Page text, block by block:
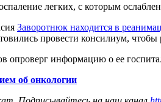
легких, с которым
Заворотнюк находится в
провести консилиум,
опроверг информацию о ее
об онкологии